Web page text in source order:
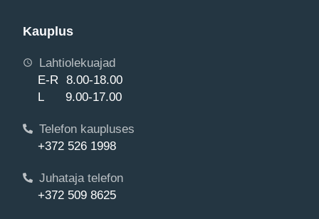
Kauplus
Lahtiolekuajad
E-R 8.00-18.00
L 9.00-17.00
Telefon kaupluses
+372 526 1998
Juhataja telefon
+372 509 8625